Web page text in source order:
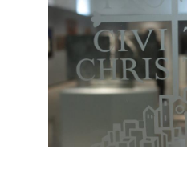
Image